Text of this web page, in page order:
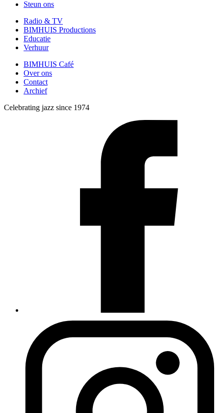
Steun ons
Radio & TV
BIMHUIS Productions
Educatie
Verhuur
BIMHUIS Café
Over ons
Contact
Archief
Celebrating jazz since 1974